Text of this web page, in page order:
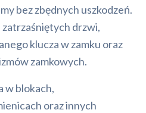
bez zbędnych uszkodzeń.
zatrzaśniętych drzwi,
klucza w zamku oraz
zamkowych.
w blokach,
oraz innych